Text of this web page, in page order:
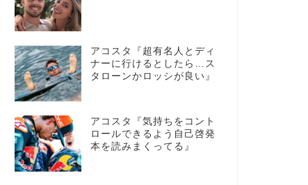
アコスタ『超有名人とディ
ナーに行けるとしたら…ス
タローンかロッシが良い』
アコスタ『気持ちをコント
ロールできるよう自己啓発
本を読みまくってる』